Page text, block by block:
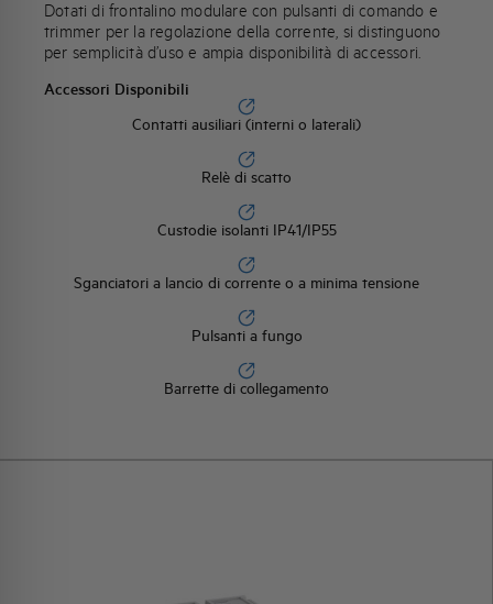
Dotati di frontalino modulare con pulsanti di comando e
trimmer per la regolazione della corrente, si distinguono
per semplicità d’uso e ampia disponibilità di accessori.
Accessori Disponibili
Contatti ausiliari (interni o laterali)
Relè di scatto
Custodie isolanti IP41/IP55
Sganciatori a lancio di corrente o a minima tensione
Pulsanti a fungo
Barrette di collegamento